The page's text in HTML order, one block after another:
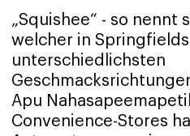
„Squishee“ - so nennt
welcher in
unterschiedlichsten
Apu
Convenience-Stores